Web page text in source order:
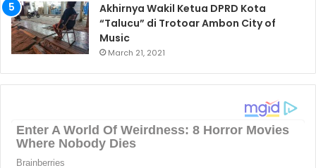
Akhirnya Wakil Ketua DPRD Kota
“Talucu” di Trotoar Ambon City of
Music
March 21, 2021